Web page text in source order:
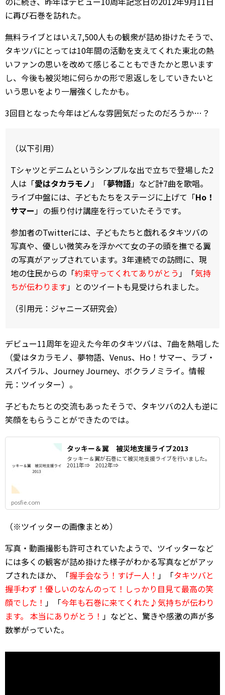
に再び石巻を訪れた。
無料ライブとはいえ7,500人もの観衆が詰め掛けたそうで、
タキツバにとっては10年間の活動を支えてくれた東北の熱
いファンの思いを改めて感じることもできたかと思います
し、今後も被災地に何らかの形で恩返しをしていきたいと
いう思いをより一層強くしたかも。
3回目となった今年はどんな雰囲気だったのだろうか…？
（以下引用）
Tシャツとデニムというシンプルな出で立ちで登場した2
人は「愛はタカラモノ」「夢物語」など計7曲を歌唱。
ライブ中盤には、子どもたちをステージに上げて「Ho！
サマー」の振り付け講座を行っていたそうです。
参加者のTwitterには、子どもたちと戯れるタキツバの
写真や、優しい微笑みを浮かべて女の子の頭を撫でる翼
の写真がアップされています。3年連続での訪問に、現
地の住民からの「約束守ってくれてありがとう」「気持
ちが伝わります」とのツイートも見受けられました。
（引用元：ジャニーズ研究会）
デビュー11周年を迎えた今年のタキツバは、7曲を熱唱した
（愛はタカラモノ、夢物語、Venus、Ho！サマー、ラブ・
スパイラル、Journey Journey、ボクラノミライ。情報
元：ツイッター）。
子どもたちとの交流もあったそうで、タキツバの2人も逆に
笑顔をもらうことができたのでは。
タッキー＆翼 被災地支援ライブ2013
タッキー＆翼が石巻にて被災地支援ライブを行いました。
2011年⇒ 2012年⇒
posfie.com
（※ツイッターの画像まとめ）
写真・動画撮影も許可されていたようで、ツイッターなど
には多くの観客が詰め掛けた様子がわかる写真などがアッ
プされたほか、「握手会なう！すげー人！ 」「タキツバと
握手わず！優しいのなんのって！しっかり目見て最高の笑
顔でした！ 」「今年も石巻に来てくれた♪気持ちが伝わり
ます。 本当にありがとう！ 」などと、驚きや感激の声が多
数挙がっていた。